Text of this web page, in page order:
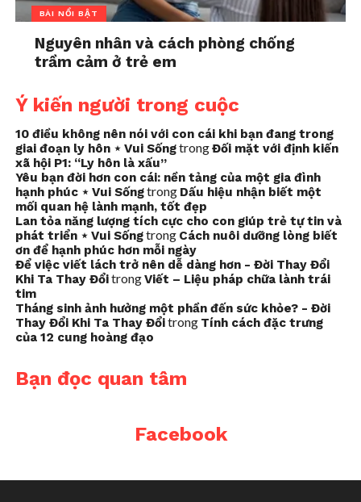
BÀI NỔI BẬT
Nguyên nhân và cách phòng chống
trầm cảm ở trẻ em
Ý kiến người trong cuộc
10 điều không nên nói với con cái khi bạn đang trong
giai đoạn ly hôn ⋆ Vui SốngtrongĐối mặt với định kiến
xã hội P1: “Ly hôn là xấu”
Yêu bạn đời hơn con cái: nền tảng của một gia đình
hạnh phúc ⋆ Vui Sốngtrong Dấu hiệu nhận biết một
mối quan hệ lành mạnh, tốt đẹp
Lan tỏa năng lượng tích cực cho con giúp trẻ tự tin và
phát triển ⋆ Vui Sốngtrong Cách nuôi dưỡng lòng biết
ơn để hạnh phúc hơn mỗi ngày
Để việc viết lách trở nên dễ dàng hơn - Đời Thay Đổi
Khi Ta Thay ĐổitrongViết – Liệu pháp chữa lành trái
tim
Tháng sinh ảnh hưởng một phần đến sức khỏe? - Đời
Thay Đổi Khi Ta Thay Đổitrong Tính cách đặc trưng
của 12 cung hoàng đạo
Bạn đọc quan tâm
Facebook